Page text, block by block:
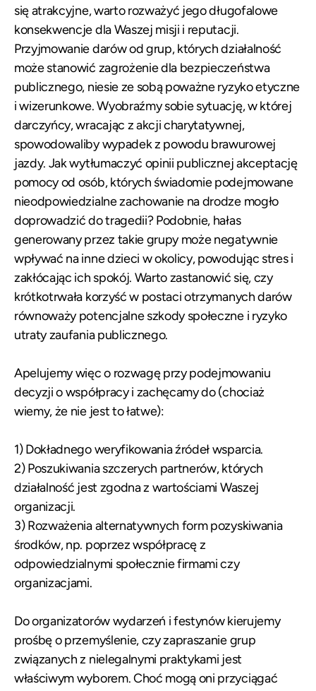
się atrakcyjne, warto rozważyć jego długofalowe
konsekwencje dla Waszej misji i reputacji.
Przyjmowanie darów od grup, których działalność
może stanowić zagrożenie dla bezpieczeństwa
publicznego, niesie ze sobą poważne ryzyko etyczne
i wizerunkowe. Wyobraźmy sobie sytuację, w której
darczyńcy, wracając z akcji charytatywnej,
spowodowaliby wypadek z powodu brawurowej
jazdy. Jak wytłumaczyć opinii publicznej akceptację
pomocy od osób, których świadomie podejmowane
nieodpowiedzialne zachowanie na drodze mogło
doprowadzić do tragedii? Podobnie, hałas
generowany przez takie grupy może negatywnie
wpływać na inne dzieci w okolicy, powodując stres i
zakłócając ich spokój. Warto zastanowić się, czy
krótkotrwała korzyść w postaci otrzymanych darów
równoważy potencjalne szkody społeczne i ryzyko
utraty zaufania publicznego.
Apelujemy więc o rozwagę przy podejmowaniu
decyzji o współpracy i zachęcamy do (chociaż
wiemy, że nie jest to łatwe):
1) Dokładnego weryfikowania źródeł wsparcia.
2) Poszukiwania szczerych partnerów, których
działalność jest zgodna z wartościami Waszej
organizacji.
3) Rozważenia alternatywnych form pozyskiwania
środków, np. poprzez współpracę z
odpowiedzialnymi społecznie firmami czy
organizacjami.
Do organizatorów wydarzeń i festynów kierujemy
prośbę o przemyślenie, czy zapraszanie grup
związanych z nielegalnymi praktykami jest
właściwym wyborem. Choć mogą oni przyciągać